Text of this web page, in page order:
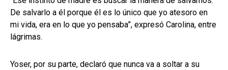
De salvarlo a él porque él es lo único que yo atesoro en
mi vida, era en lo que yo pensaba”, expresó Carolina, entre
lágrimas.
Yoser, por su parte, declaró que nunca va a soltar a su